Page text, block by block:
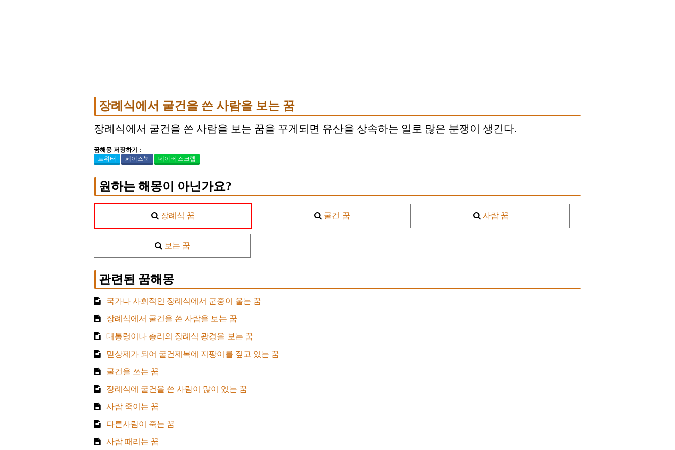
장례식에서 굴건을 쓴 사람을 보는 꿈
장례식에서 굴건을 쓴 사람을 보는 꿈을 꾸게되면 유산을 상속하는 일로 많은 분쟁이 생긴다.
꿈해몽 저장하기 :
트위터
페이스북 네이버 스크랩
원하는 해몽이 아닌가요?
장례식 꿈 굴건 꿈 사람 꿈
보는 꿈
관련된 꿈해몽
국가나 사회적인 장례식에서 군중이 울는 꿈
장례식에서 굴건을 쓴 사람을 보는 꿈
대통령이나 총리의 장례식 광경을 보는 꿈
맏상제가 되어 굴건제복에 지팡이를 짚고 있는 꿈
굴건을 쓰는 꿈
장례식에 굴건을 쓴 사람이 많이 있는 꿈
사람 죽이는 꿈
다른사람이 죽는 꿈
사람 때리는 꿈